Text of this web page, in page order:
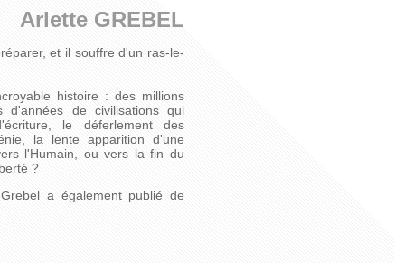
Arlette GREBEL
et il souffre d'un ras-le-
histoire : des millions
d'années de civilisations qui
le déferlement des
la lente apparition d'une
l'Humain, ou vers la fin du
?
a également publié de